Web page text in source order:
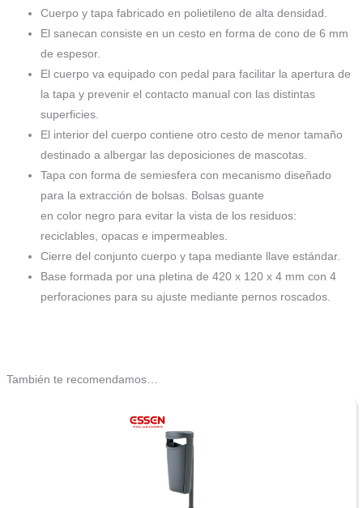
Cuerpo y tapa fabricado en polietileno de alta densidad.
El sanecan consiste en un cesto en forma de cono de 6 mm
de espesor.
El cuerpo va equipado con pedal para facilitar la apertura de
la tapa y prevenir el contacto manual con las distintas
superficies.
El interior del cuerpo contiene otro cesto de menor tamaño
destinado a albergar las deposiciones de mascotas.
Tapa con forma de semiesfera con mecanismo diseñado
para la extracción de bolsas. Bolsas guante
en color negro para evitar la vista de los residuos:
reciclables, opacas e impermeables.
Cierre del conjunto cuerpo y tapa mediante llave estándar.
Base formada por una pletina de 420 x 120 x 4 mm con 4
perforaciones para su ajuste mediante pernos roscados.
También te recomendamos…